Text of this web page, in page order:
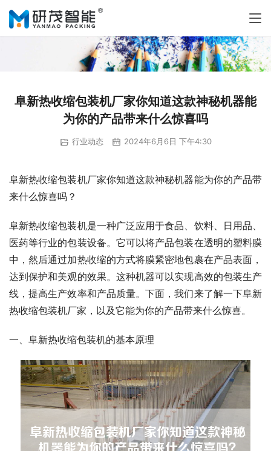
阜新热收缩包装机厂家你知道这款神秘机器能
为你的产品带来什么惊喜吗
行业动态 2024年6月6日 下午4:30
阜新热收缩包装机厂家你知道这款神秘机器能为你的产品带
来什么惊喜吗？
阜新热收缩包装机是一种广泛应用于食品、饮料、日用品、
医药等行业的包装设备。它可以将产品包装在透明的塑料膜
中，然后通过加热收缩的方式将膜紧密地包裹在产品表面，
达到保护和美观的效果。这种机器可以实现高效的包装生产
线，提高生产效率和产品质量。下面，我们来了解一下阜新
热收缩包装机厂家，以及它能为你的产品带来什么惊喜。
一、阜新热收缩包装机的基本原理